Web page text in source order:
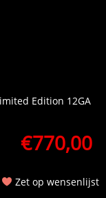
Edition 12GA
€770,00
Zet op wensenlijst